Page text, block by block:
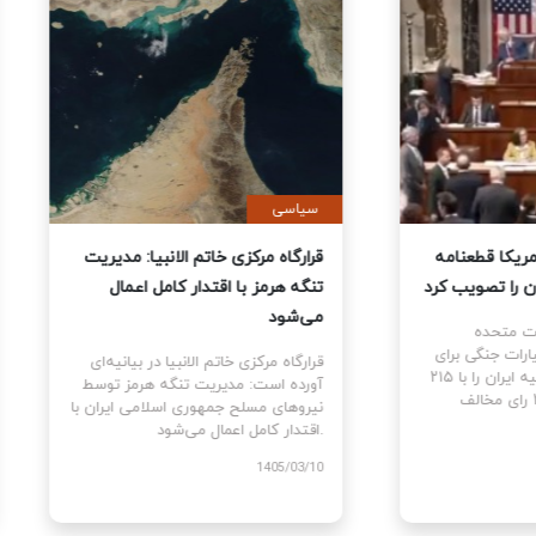
آمریکا قطعنامه
جنگ علیه ایران را تصویب کرد
ایالات متحده
قطعنامه اختیارات جنگی برای
سیاسی
قرارگاه مرکزی خاتم الانبیا:
تنگه هرمز با اقتدار کامل اعمال
قرارگاه مرکزی خاتم الانبیا در
آورده است: مدیریت تنگه هرمز
نیروهای مسلح جمهوری اسلامی
اقتدار کامل اعمال می‌شود.